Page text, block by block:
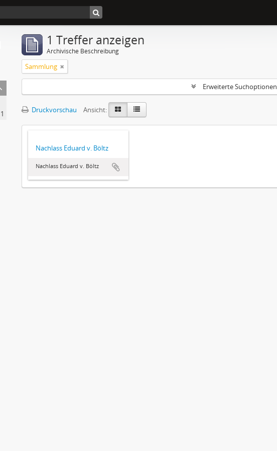
1
1 Treffer anzeigen
Archivische Beschreibung
Sammlung
Erweiterte Suchoptionen
Druckvorschau Ansicht:
Nachlass Eduard v. Böltz
Nachlass Eduard v. Böltz